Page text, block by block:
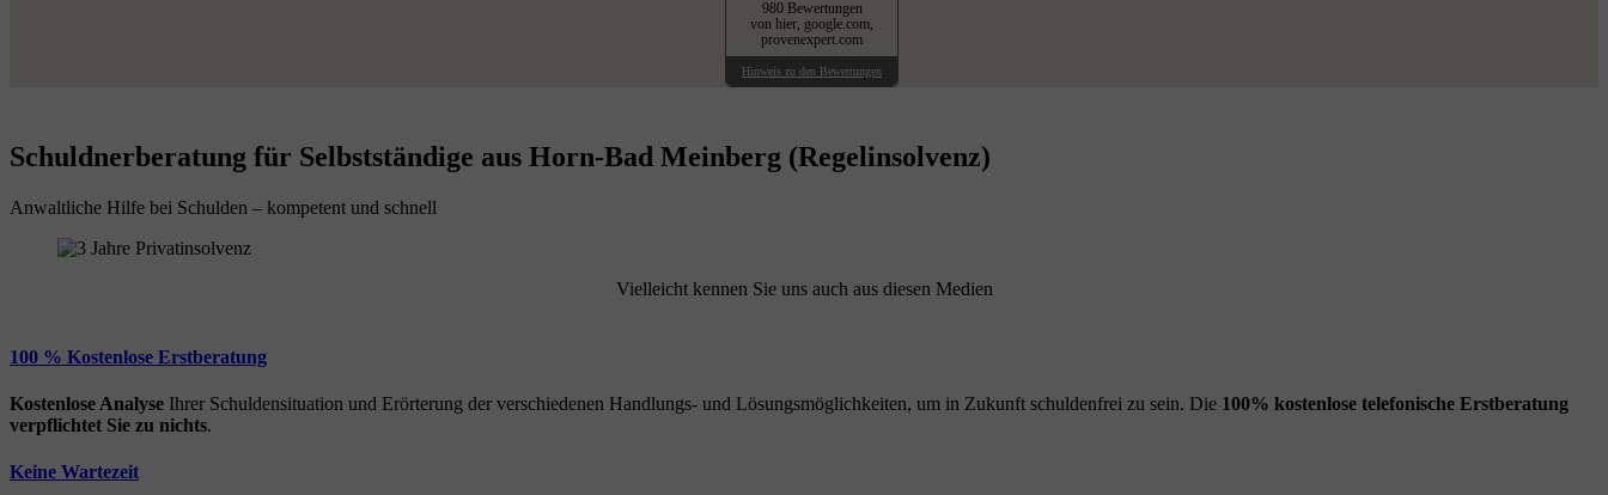
980 Bewertungen
von hier, google.com,
provenexpert.com
Hinweis zu den Bewertungen
Schuldnerberatung für Selbstständige aus Horn-Bad Meinberg (Regelinsolvenz)
Anwaltliche Hilfe bei Schulden – kompetent und schnell
Vielleicht kennen Sie uns auch aus diesen Medien
100 % Kostenlose Erstberatung
Kostenlose Analyse Ihrer Schuldensituation und Erörterung der verschiedenen Handlungs- und Lösungsmöglichkeiten, um in Zukunft schuldenfrei zu sein. Die 100% kostenlose telefonische Erstberatung
verpflichtet Sie zu nichts.
Keine Wartezeit